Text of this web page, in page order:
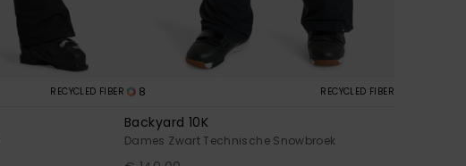
RECYCLED FIBER 8 RECYCLED FIBER
Backyard 10K
Dames Zwart Technische Snowbroek